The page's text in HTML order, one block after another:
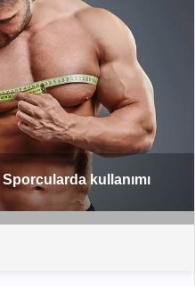
kullanımı